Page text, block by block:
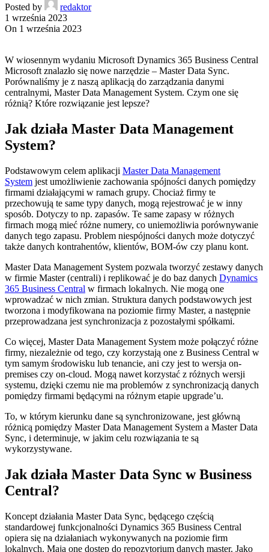
Posted by
redaktor
1 września 2023
On 1 września 2023
W wiosennym wydaniu Microsoft Dynamics 365 Business Central
Microsoft znalazło się nowe narzędzie – Master Data Sync.
Porównaliśmy je z naszą aplikacją do zarządzania danymi
centralnymi, Master Data Management System. Czym one się
różnią? Które rozwiązanie jest lepsze?
Jak działa Master Data Management
System?
Podstawowym celem aplikacji Master Data Management
System jest umożliwienie zachowania spójności danych pomiędzy
firmami działającymi w ramach grupy. Chociaż firmy te
przechowują te same typy danych, mogą rejestrować je w inny
sposób. Dotyczy to np. zapasów. Te same zapasy w różnych
firmach mogą mieć różne numery, co uniemożliwia porównywanie
danych tego zapasu. Problem niespójności danych może dotyczyć
także danych kontrahentów, klientów, BOM-ów czy planu kont.
Master Data Management System pozwala tworzyć zestawy danych
w firmie Master (centrali) i replikować je do baz danych Dynamics
365 Business Central w firmach lokalnych. Nie mogą one
wprowadzać w nich zmian. Struktura danych podstawowych jest
tworzona i modyfikowana na poziomie firmy Master, a następnie
przeprowadzana jest synchronizacja z pozostałymi spółkami.
Co więcej, Master Data Management System może połączyć różne
firmy, niezależnie od tego, czy korzystają one z Business Central w
tym samym środowisku lub tenancie, ani czy jest to wersja on-
premises czy on-cloud. Mogą nawet korzystać z różnych wersji
systemu, dzięki czemu nie ma problemów z synchronizacją danych
pomiędzy firmami będącymi na różnym etapie upgrade’u.
To, w którym kierunku dane są synchronizowane, jest główną
różnicą pomiędzy Master Data Management System a Master Data
Sync, i determinuje, w jakim celu rozwiązania te są
wykorzystywane.
Jak działa Master Data Sync w Business
Central?
Koncept działania Master Data Sync, będącego częścią
standardowej funkcjonalności Dynamics 365 Business Central
opiera się na działaniach wykonywanych na poziomie firm
lokalnych. Mają one dostęp do repozytorium danych master. Jako